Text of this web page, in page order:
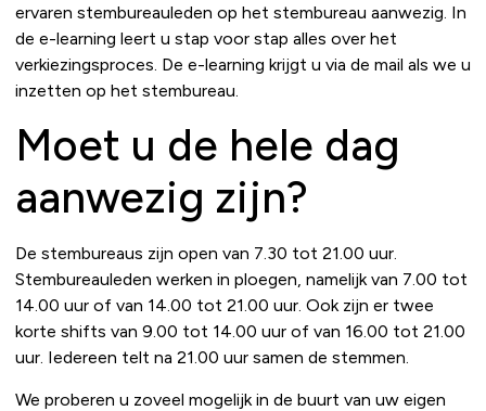
ervaren stembureauleden op het stembureau aanwezig. In
de e-learning leert u stap voor stap alles over het
verkiezingsproces. De e-learning krijgt u via de mail als we u
inzetten op het stembureau.
Moet u de hele dag
aanwezig zijn?
De stembureaus zijn open van 7.30 tot 21.00 uur.
Stembureauleden werken in ploegen, namelijk van 7.00 tot
14.00 uur of van 14.00 tot 21.00 uur. Ook zijn er twee
korte shifts van 9.00 tot 14.00 uur of van 16.00 tot 21.00
uur. Iedereen telt na 21.00 uur samen de stemmen.
We proberen u zoveel mogelijk in de buurt van uw eigen